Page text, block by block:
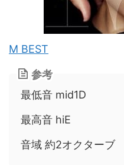
M BEST
参考
最低音 mid1D
最高音 hiE
音域 約2オクターブ